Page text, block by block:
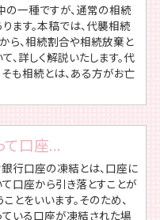
一種ですが、通常の相続
ます。本稿では、代襲相続
ら、相続割合や相続放棄と
、詳しく解説いたします。代
も相続とは、ある方がお亡
て口座...
行口座の凍結とは、口座に
口座から引き落とすことが
とをいいます。そのため、
いる口座が凍結された場